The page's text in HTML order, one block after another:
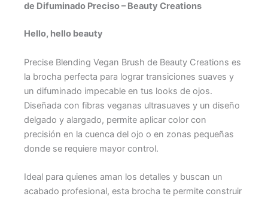
de Difuminado Preciso – Beauty Creations
Hello, hello beauty
Precise Blending Vegan Brush de Beauty Creations es
la brocha perfecta para lograr transiciones suaves y
un difuminado impecable en tus looks de ojos.
Diseñada con fibras veganas ultrasuaves y un diseño
delgado y alargado, permite aplicar color con
precisión en la cuenca del ojo o en zonas pequeñas
donde se requiere mayor control.
Ideal para quienes aman los detalles y buscan un
acabado profesional, esta brocha te permite construir